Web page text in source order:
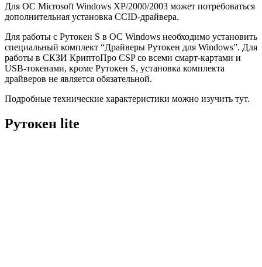
Для ОС Microsoft Windows XP/2000/2003 может потребоваться
дополнительная установка CCID-драйвера.
Для работы с Рутокен S в ОС Windows необходимо установить
специальный комплект “Драйверы Рутокен для Windows”. Для
работы в СКЗИ КриптоПро CSP со всеми смарт-картами и
USB-токенами, кроме Рутокен S, установка комплекта
драйверов не является обязательной.
Подробные технические характеристики можно изучить тут.
Рутокен lite